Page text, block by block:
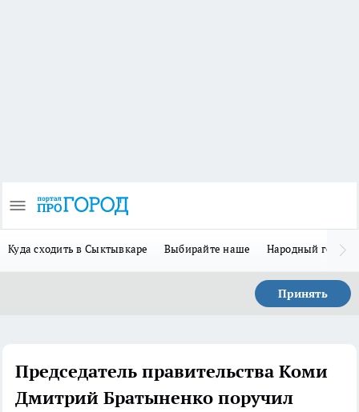
Куда сходить в Сыктывкаре Выбирайте наше Народный герой
Принять
Председатель правительства Коми
Дмитрий Братыненко поручил